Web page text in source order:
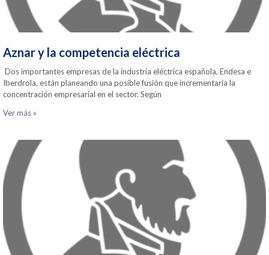
Aznar y la competencia eléctrica
Dos importantes empresas de la industria eléctrica española, Endesa e
Iberdrola, están planeando una posible fusión que incrementaría la
concentración empresarial en el sector. Según
Ver más »